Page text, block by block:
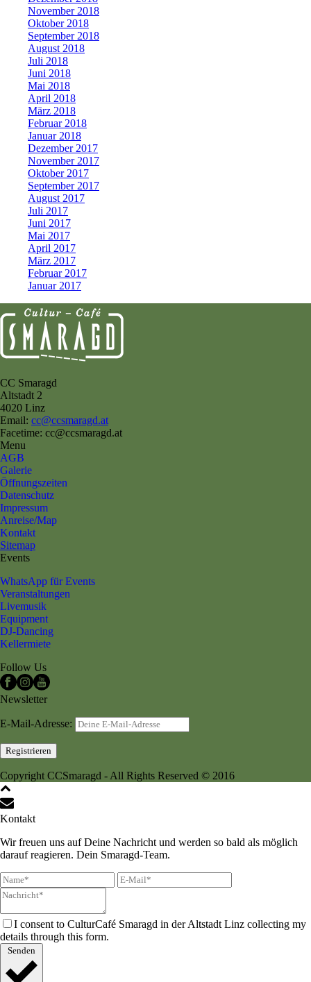
November 2018
Oktober 2018
September 2018
August 2018
Juli 2018
Juni 2018
Mai 2018
April 2018
März 2018
Februar 2018
Januar 2018
Dezember 2017
November 2017
Oktober 2017
September 2017
August 2017
Juli 2017
Juni 2017
Mai 2017
April 2017
März 2017
Februar 2017
Januar 2017
CC Smaragd
Altstadt 2
4020 Linz
Email: cc@ccsmaragd.at
Facetime: cc@ccsmaragd.at
Menu
AGB
Galerie
Öffnungszeiten
Datenschutz
Impressum
Anreise/Map
Kontakt
Sitemap
Events
WhatsApp für Events
Veranstaltungen
Livemusik
Equipment
DJ-Dancing
Kellermiete
Follow Us
Newsletter
E-Mail-Adresse:
Copyright CCSmaragd - All Rights Reserved © 2016
Kontakt
Wir freuen uns auf Deine Nachricht und werden so bald als möglich
darauf reagieren. Dein Smaragd-Team.
I consent to CulturCafé Smaragd in der Altstadt Linz collecting my
details through this form.
Senden